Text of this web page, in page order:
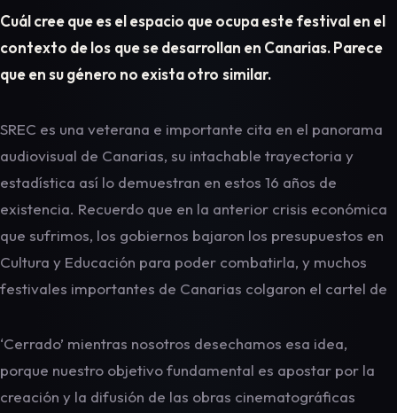
Cuál cree que es el espacio que ocupa este festival en el
contexto de los que se desarrollan en Canarias. Parece
que en su género no exista otro similar.
SREC es una veterana e importante cita en el panorama
audiovisual de Canarias, su intachable trayectoria y
estadística así lo demuestran en estos 16 años de
existencia. Recuerdo que en la anterior crisis económica
que sufrimos, los gobiernos bajaron los presupuestos en
Cultura y Educación para poder combatirla, y muchos
festivales importantes de Canarias colgaron el cartel de
‘Cerrado’ mientras nosotros desechamos esa idea,
porque nuestro objetivo fundamental es apostar por la
creación y la difusión de las obras cinematográficas